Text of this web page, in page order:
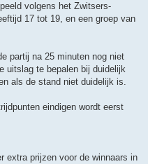
volgens het Zwitsers-
17 tot 19, en een groep van
partij na 25 minuten nog niet
uitslag te bepalen bij duidelijk
als de stand niet duidelijk is.
eindigen wordt eerst
extra prijzen voor de winnaars in